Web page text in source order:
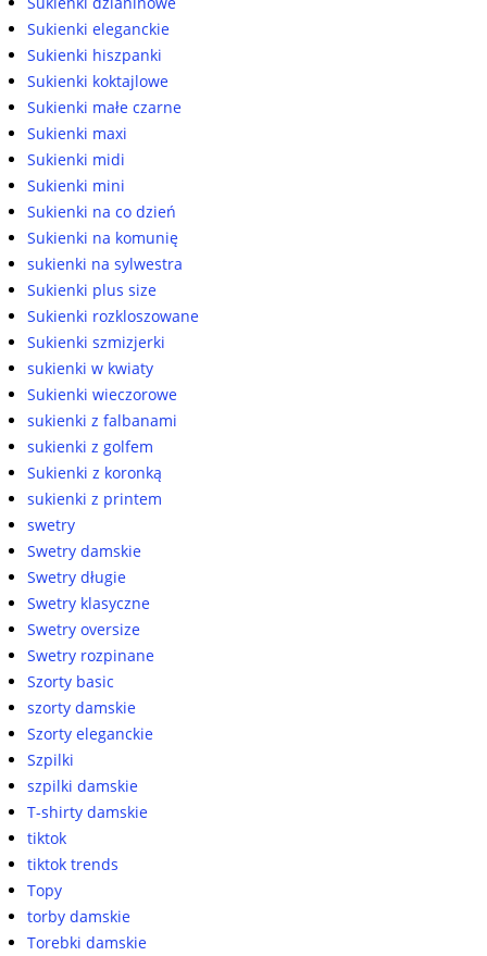
Sukienki eleganckie
Sukienki hiszpanki
Sukienki koktajlowe
Sukienki małe czarne
Sukienki maxi
Sukienki midi
Sukienki mini
Sukienki na co dzień
Sukienki na komunię
sukienki na sylwestra
Sukienki plus size
Sukienki rozkloszowane
Sukienki szmizjerki
sukienki w kwiaty
Sukienki wieczorowe
sukienki z falbanami
sukienki z golfem
Sukienki z koronką
sukienki z printem
swetry
Swetry damskie
Swetry długie
Swetry klasyczne
Swetry oversize
Swetry rozpinane
Szorty basic
szorty damskie
Szorty eleganckie
Szpilki
szpilki damskie
T-shirty damskie
tiktok
tiktok trends
Topy
torby damskie
Torebki damskie